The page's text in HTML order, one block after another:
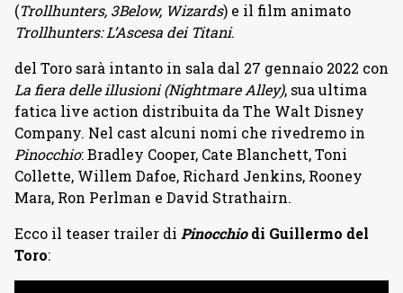
(Trollhunters, 3Below, Wizards) e il film animato
Trollhunters: L’Ascesa dei Titani.
del Toro sarà intanto in sala dal 27 gennaio 2022 con
La fiera delle illusioni (Nightmare Alley), sua ultima
fatica live action distribuita da The Walt Disney
Company. Nel cast alcuni nomi che rivedremo in
Pinocchio: Bradley Cooper, Cate Blanchett, Toni
Collette, Willem Dafoe, Richard Jenkins, Rooney
Mara, Ron Perlman e David Strathairn.
Ecco il teaser trailer di Pinocchiodi Guillermo del
Toro: